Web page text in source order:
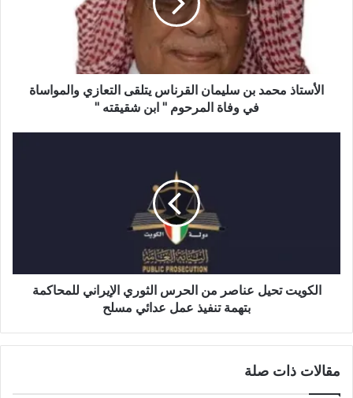
ي
ب
الأستاذ محمد بن سليمان القرناس يتلقى التعازي والمواساة
في وفاة المرحوم " ابن شقيقته "
الكويت تحيل عناصر من الحرس الثوري الإيراني للمحاكمة
بتهمة تنفيذ عمل عدائي مسلح
مقالات ذات صلة